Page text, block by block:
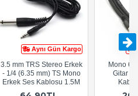
Aynı Gün Kargo
3.5 mm TRS Stereo Erkek
- 1/4 (6.35 mm) TS Mono
Erkek Ses Kablosu 1.5M
Mono
Gitar